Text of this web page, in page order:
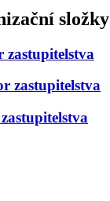
složky
zastupitelstva